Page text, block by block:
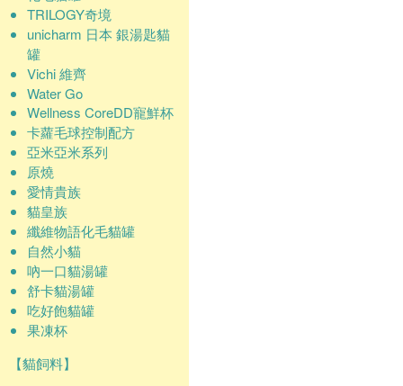
TRILOGY奇境
unicharm 日本 銀湯匙貓
罐
Vichi 維齊
Water Go
Wellness CoreDD寵鮮杯
卡蘿毛球控制配方
亞米亞米系列
原燒
愛情貴族
貓皇族
纖維物語化毛貓罐
自然小貓
吶一口貓湯罐
舒卡貓湯罐
吃好飽貓罐
果凍杯
【貓飼料】